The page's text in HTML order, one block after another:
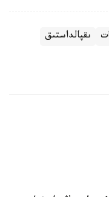
ىقپالداستىق